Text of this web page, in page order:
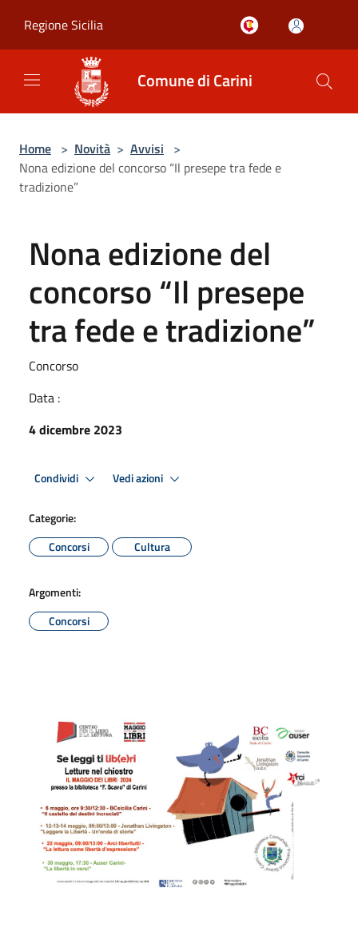
Regione Sicilia
Comune di Carini
Home > Novità > Avvisi >
Nona edizione del concorso “Il presepe tra fede e
tradizione”
Nona edizione del
concorso “Il presepe
tra fede e tradizione”
Concorso
Data :
4 dicembre 2023
Condividi Vedi azioni
Categorie:
Concorsi
Cultura
Argomenti:
Concorsi